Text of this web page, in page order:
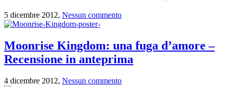
5 dicembre 2012, Nessun commento
Moonrise Kingdom: una fuga d’amore –
Recensione in anteprima
4 dicembre 2012, Nessun commento